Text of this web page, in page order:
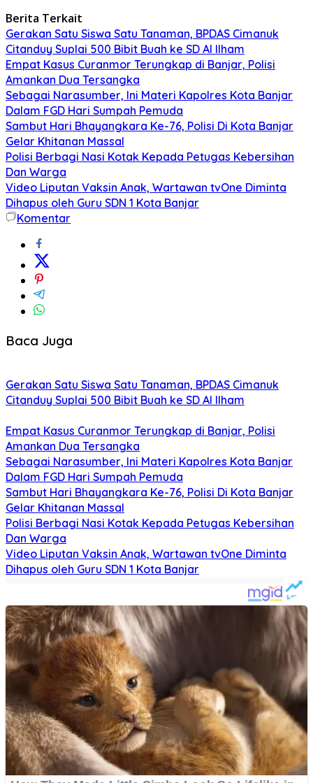
Berita Terkait
Gerakan Satu Siswa Satu Tanaman, BPDAS Cimanuk
Citanduy Suplai 500 Bibit Buah ke SD Al Ilham
Empat Kasus Curanmor Terungkap di Banjar, Polisi
Amankan Dua Tersangka
Sebagai Narasumber, Ini Materi Kapolres Kota Banjar
Dalam FGD Hari Sumpah Pemuda
Sambut Hari Bhayangkara Ke-76, Polisi Di Kota Banjar
Gelar Khitanan Massal
Polisi Berbagi Nasi Kotak Kepada Petugas Kebersihan
Dan Warga
Video Liputan Vaksin Anak, Wartawan tvOne Diminta
Dihapus oleh Guru SDN 1 Kota Banjar
Komentar
Baca Juga
Gerakan Satu Siswa Satu Tanaman, BPDAS Cimanuk
Citanduy Suplai 500 Bibit Buah ke SD Al Ilham
Empat Kasus Curanmor Terungkap di Banjar, Polisi
Amankan Dua Tersangka
Sebagai Narasumber, Ini Materi Kapolres Kota Banjar
Dalam FGD Hari Sumpah Pemuda
Sambut Hari Bhayangkara Ke-76, Polisi Di Kota Banjar
Gelar Khitanan Massal
Polisi Berbagi Nasi Kotak Kepada Petugas Kebersihan
Dan Warga
Video Liputan Vaksin Anak, Wartawan tvOne Diminta
Dihapus oleh Guru SDN 1 Kota Banjar